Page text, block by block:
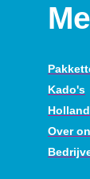
Kado's
Over